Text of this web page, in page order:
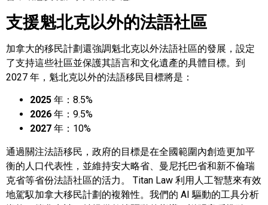
支援魁北克以外的法語社區
加拿大的移民計劃還強調魁北克以外法語社區的發展，設定
了支持這些社區並保護其語言和文化遺產的具體目標。到
2027 年，魁北克以外的法語移民目標將是：
2025 年：8.5%
2026 年：9.5%
2027 年：10%
通過關注法語移民，政府的目標是在全國範圍內創造更加平
衡的人口代表性，並維持安大略省、曼尼托巴省和新不倫瑞
克省等省份法語社區的活力。 Titan Law 利用人工智慧來有效
地駕馭加拿大移民計劃的複雜性。我們的 AI 驅動的工具分析